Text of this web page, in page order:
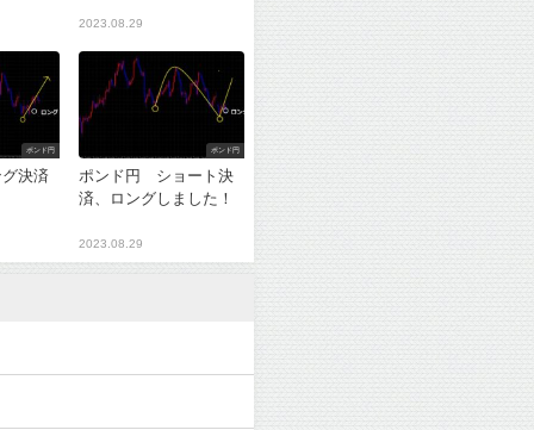
2023.08.29
ポンド円
決済
ポンド円
ポンド円 ショート決
済、ロングしました！
2023.08.29